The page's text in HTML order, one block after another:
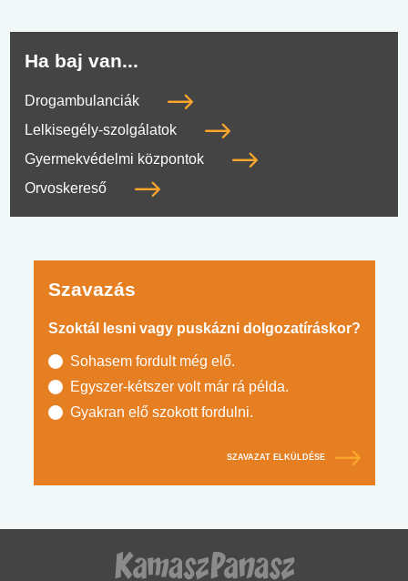
Ha baj van...
Drogambulanciák
Lelkisegély-szolgálatok
Gyermekvédelmi központok
Orvoskereső
Szavazás
Szoktál lesni vagy puskázni dolgozatíráskor?
Sohasem fordult még elő.
Egyszer-kétszer volt már rá példa.
Gyakran elő szokott fordulni.
SZAVAZAT ELKÜLDÉSE